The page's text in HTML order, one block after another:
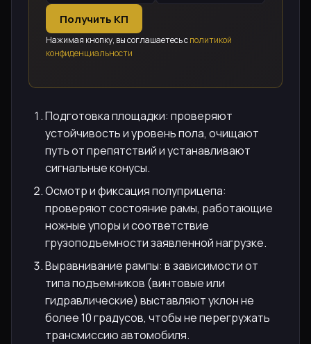
Получить КП
Нажимая кнопку, вы соглашаетесь сполитикой
конфиденциальности
Подготовка площадки: проверяют
устойчивость и уровень пола, очищают
путь от препятствий и устанавливают
сигнальные конусы.
Осмотр и фиксация полуприцепа:
проверяют состояние рамы, работающие
ножные упоры и соответствие
грузоподъемности заявленной нагрузке.
Выравнивание рампы: в зависимости от
типа подъемников (винтовые или
гидравлические) выставляют уклон не
более 10 градусов, чтобы не перегружать
трансмиссию автомобиля.